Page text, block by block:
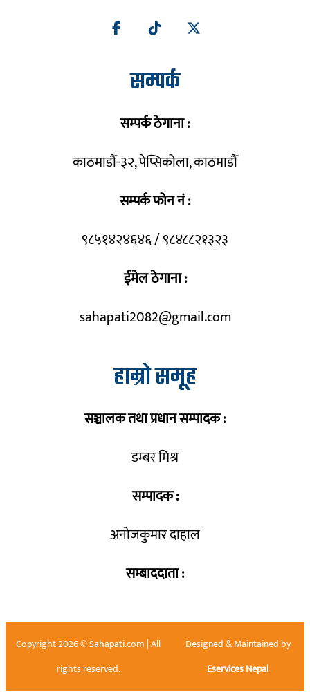
सम्पर्क
सम्पर्क ठेगाना :
काठमाडौँ-३२, पेप्सिकोला, काठमाडौँ
सम्पर्क फोन नं :
९८५१४२४६४६ / ९८४८८२१३२३
ईमेल ठेगाना :
sahapati2082@gmail.com
हाम्रो समूह
सञ्चालक तथा प्रधान सम्पादक :
डम्बर मिश्र
सम्पादक :
अनोजकुमार दाहाल
सम्बाददाता :
Copyright 2026 © Sahapati.com | All
rights reserved.
Designed & Maintained by
Eservices Nepal